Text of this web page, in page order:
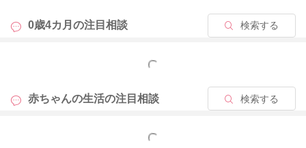
0歳4カ月の注目相談 検索する
もっと見る
赤ちゃんの生活の注目相談 検索する
もっと見る